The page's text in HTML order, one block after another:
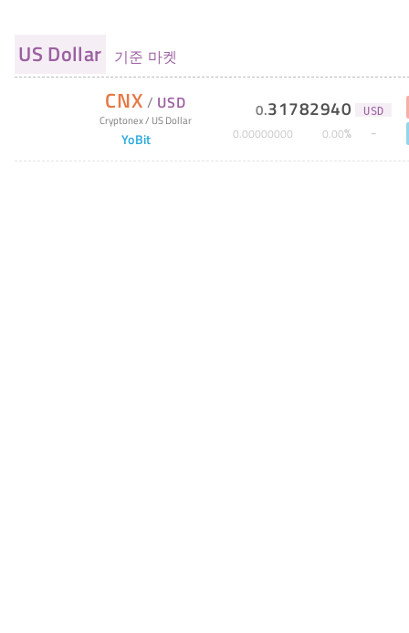
US Dollar 기준 마켓
CNX / USD
Cryptonex/ US Dollar
YoBit
0.31782940 USD
0.00000000 0.00%